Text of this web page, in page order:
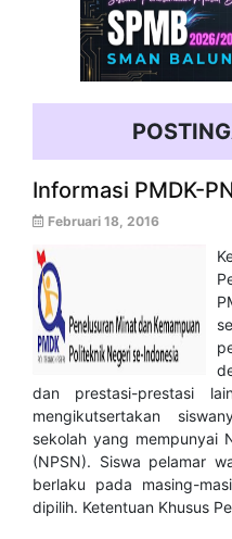
Informasi PMDK-
Februari 18, 2016
dan prestasi-prestasi
mengikutsertakan
sekolah yang mempunyai
(NPSN). Siswa pelamar
berlaku pada masing-
dipilih. Ketentuan Khusus